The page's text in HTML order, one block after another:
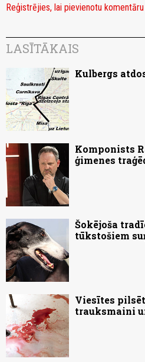
Reģistrējies, lai pievienotu komentāru
LASĪTĀKAIS
Kulbergs
Komponists
ģimenes
Šokējoša
tūkstošiem
Viesītes
trauksmaini